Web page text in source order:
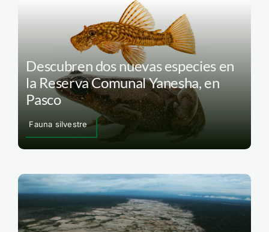
Descubren dos nuevas especies en
la Reserva Comunal Yanesha, en
Pasco
Fauna silvestre